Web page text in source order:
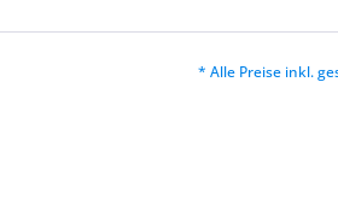
* Alle Preise inkl.